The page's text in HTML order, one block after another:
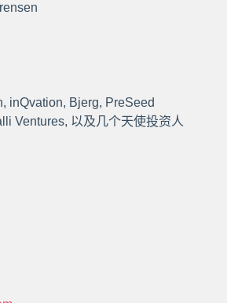
inQvation, Bjerg, PreSeed
Ventures, 以及几个天使投资人